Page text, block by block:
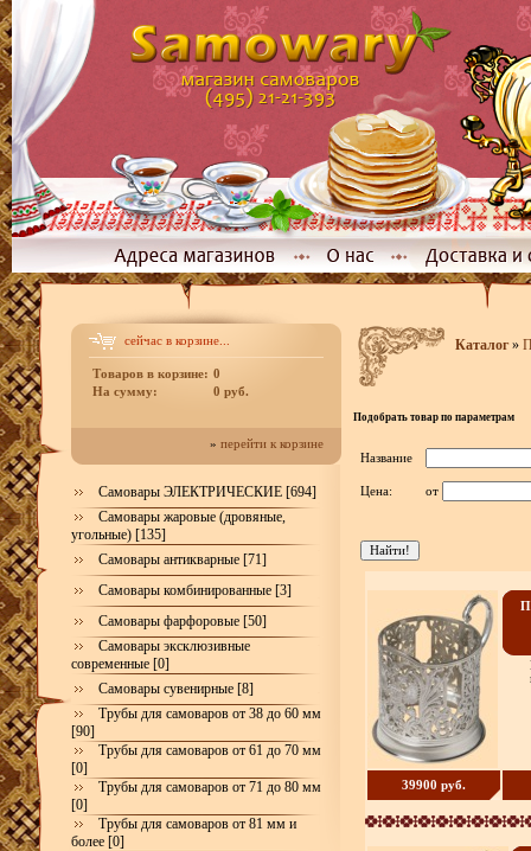
сейчас в корзине...
Товаров в корзине: 0
На сумму:
0 руб.
» перейти к корзине
Самовары ЭЛЕКТРИЧЕСКИЕ [694]
Самовары жаровые (дровяные,
угольные) [135]
Самовары антикварные [71]
Самовары комбинированные [3]
Самовары фарфоровые [50]
Самовары эксклюзивные
современные [0]
Самовары сувенирные [8]
Трубы для самоваров от 38 до 60 мм
[90]
Трубы для самоваров от 61 до 70 мм
[0]
Трубы для самоваров от 71 до 80 мм
[0]
Трубы для самоваров от 81 мм и
более [0]
Каталог»
Подобрать товар по параметрам
Название
Цена: от
39900 руб.